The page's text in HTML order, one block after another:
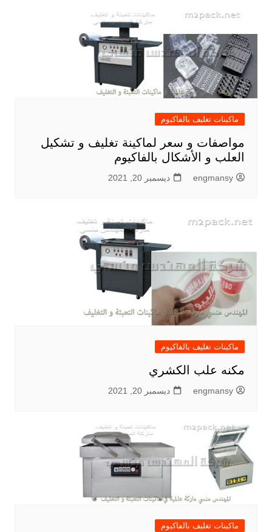
ماكينات تغليف بالفاكيوم
مواصفات و سعر لماكينة تغليف و تشكيل
العلب و الأشكال بالفاكيوم
engmansy ديسمبر 20, 2021
ماكينات تغليف بالفاكيوم
مكنه علب الكشري
engmansy ديسمبر 20, 2021
ماكينات تغليف بالفاكيوم